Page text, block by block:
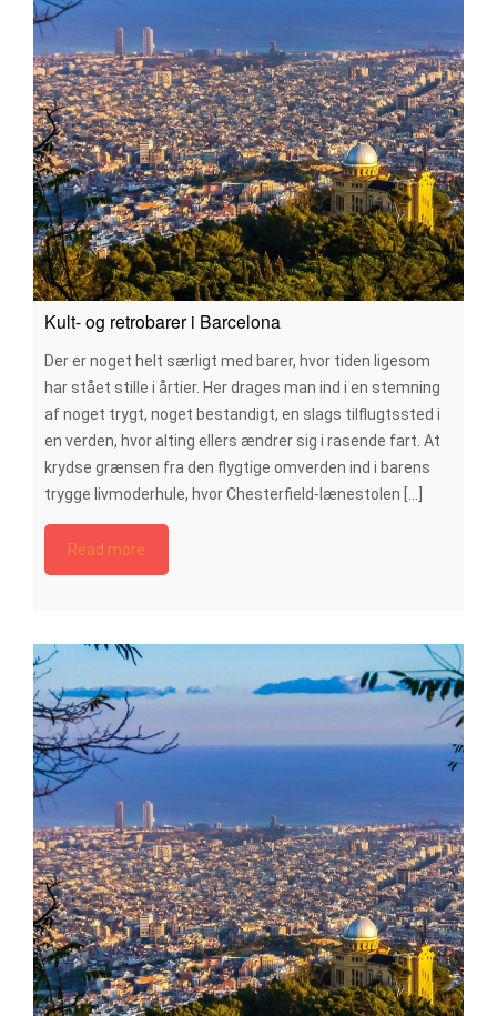
Kult- og retrobarer i Barcelona
Der er noget helt særligt med barer, hvor tiden ligesom
har stået stille i årtier. Her drages man ind i en stemning
af noget trygt, noget bestandigt, en slags tilflugtssted i
en verden, hvor alting ellers ændrer sig i rasende fart. At
krydse grænsen fra den flygtige omverden ind i barens
trygge livmoderhule, hvor Chesterfield-lænestolen [...]
Read more